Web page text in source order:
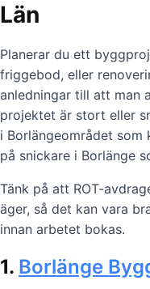
Län
Planerar du ett
friggebod, eller
anledningar till att man
projektet är stort eller
i Borlängeområdet som
på snickare i Borlänge
Tänk på att ROT-
äger, så det kan vara
innan arbetet bokas.
1. Borlänge